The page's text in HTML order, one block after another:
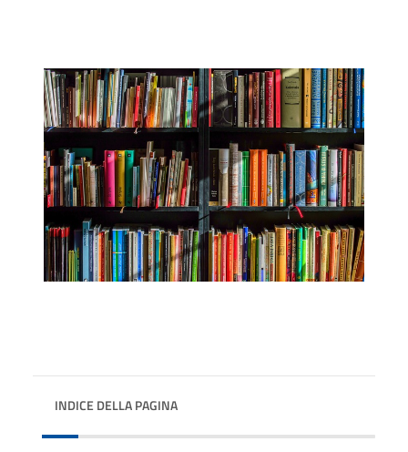
INDICE DELLA PAGINA